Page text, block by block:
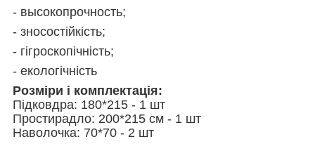
- высокопрочность;
- зносостійкість;
- гігроскопічність;
- екологічність
Розміри і комплектація:
Підковдра: 180*215 - 1 шт
Простирадло: 200*215 см - 1 шт
Наволочка: 70*70 - 2 шт